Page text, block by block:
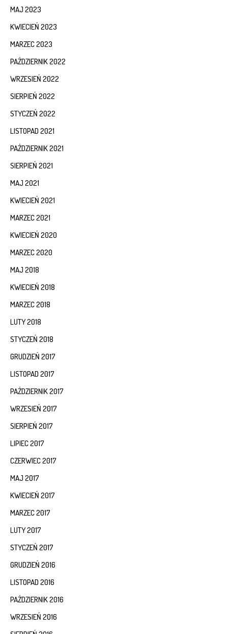
MAJ 2023
KWIECIEŃ 2023
MARZEC 2023
PAŹDZIERNIK 2022
WRZESIEŃ 2022
SIERPIEŃ 2022
STYCZEŃ 2022
LISTOPAD 2021
PAŹDZIERNIK 2021
SIERPIEŃ 2021
MAJ 2021
KWIECIEŃ 2021
MARZEC 2021
KWIECIEŃ 2020
MARZEC 2020
MAJ 2018
KWIECIEŃ 2018
MARZEC 2018
LUTY 2018
STYCZEŃ 2018
GRUDZIEŃ 2017
LISTOPAD 2017
PAŹDZIERNIK 2017
WRZESIEŃ 2017
SIERPIEŃ 2017
LIPIEC 2017
CZERWIEC 2017
MAJ 2017
KWIECIEŃ 2017
MARZEC 2017
LUTY 2017
STYCZEŃ 2017
GRUDZIEŃ 2016
LISTOPAD 2016
PAŹDZIERNIK 2016
WRZESIEŃ 2016